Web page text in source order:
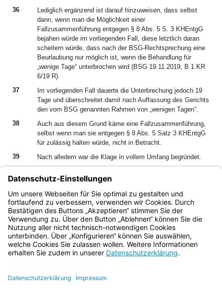
36
Lediglich ergänzend ist darauf hinzuweisen, dass selbst
dann, wenn man die Möglichkeit einer
Fallzusammenführung entgegen § 8 Abs. 5 S. 3 KHEntgG
bejahen würde im vorliegenden Fall, diese letztlich daran
scheitern würde, dass nach der BSG-Rechtsprechung eine
Beurlaubung nur möglich ist, wenn die Behandlung für
„wenige Tage“ unterbrochen wird (BSG 19.11.2019, B 1 KR
6/19 R).
37
Im vorliegenden Fall dauerte die Unterbrechung jedoch 19
Tage und überschreitet damit nach Auffassung des Gerichts
den vom BSG genannten Rahmen von „wenigen Tagen“.
38
Auch aus diesem Grund käme eine Fallzusammenführung,
selbst wenn man sie entgegen § 8 Abs. 5 Satz 3 KHEntgG
für zulässig halten würde, nicht in Betracht.
39
Nach alledem war die Klage in vollem Umfang begründet.
154 Abs. 1 VwGO.
41
Die Streitwertfestsetzung ergibt sich aus § 197 a SGG
i.V.m. § 52 Abs. 3 GKG.
Bayern.de
BayernPortal
Impressum